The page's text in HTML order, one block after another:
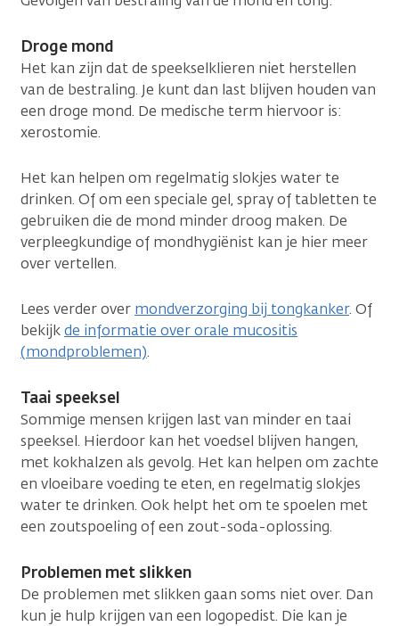
Droge mond
Het kan zijn dat de speekselklieren niet herstellen
van de bestraling. Je kunt dan last blijven houden van
een droge mond. De medische term hiervoor is:
xerostomie.
Het kan helpen om regelmatig slokjes water te
drinken. Of om een speciale gel, spray of tabletten te
gebruiken die de mond minder droog maken. De
verpleegkundige of mondhygiënist kan je hier meer
over vertellen.
Lees verder over mondverzorging bij tongkanker. Of
bekijkde informatie over orale mucositis
(mondproblemen).
Taai speeksel
Sommige mensen krijgen last van minder en taai
speeksel. Hierdoor kan het voedsel blijven hangen,
met kokhalzen als gevolg. Het kan helpen om zachte
en vloeibare voeding te eten, en regelmatig slokjes
water te drinken. Ook helpt het om te spoelen met
een zoutspoeling of een zout-soda-oplossing.
Problemen met slikken
De problemen met slikken gaan soms niet over. Dan
kun je hulp krijgen van een logopedist. Die kan je